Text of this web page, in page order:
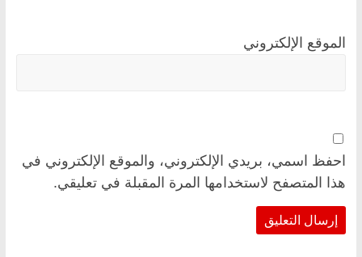
الموقع الإلكتروني
احفظ اسمي، بريدي الإلكتروني، والموقع الإلكتروني في
هذا المتصفح لاستخدامها المرة المقبلة في تعليقي.